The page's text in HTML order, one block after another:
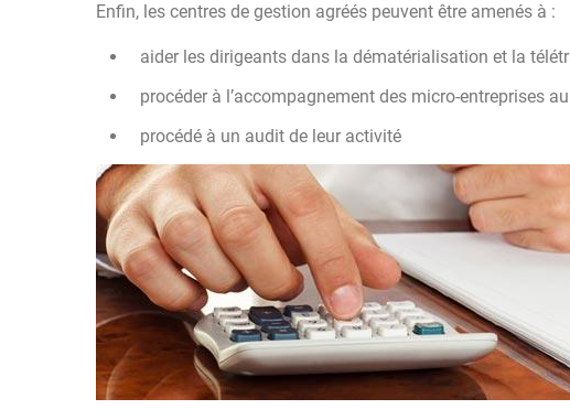
Enfin, les centres de gestion agréés peuvent être amenés à :
aider les dirigeants dans la dématérialisation et la
procéder à l’accompagnement des micro-entreprises
procédé à un audit de leur activité